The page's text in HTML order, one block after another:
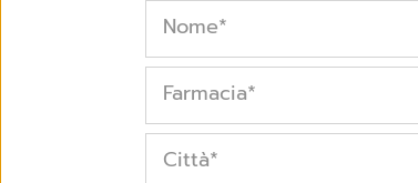
Nome*
Farmacia*
Città*